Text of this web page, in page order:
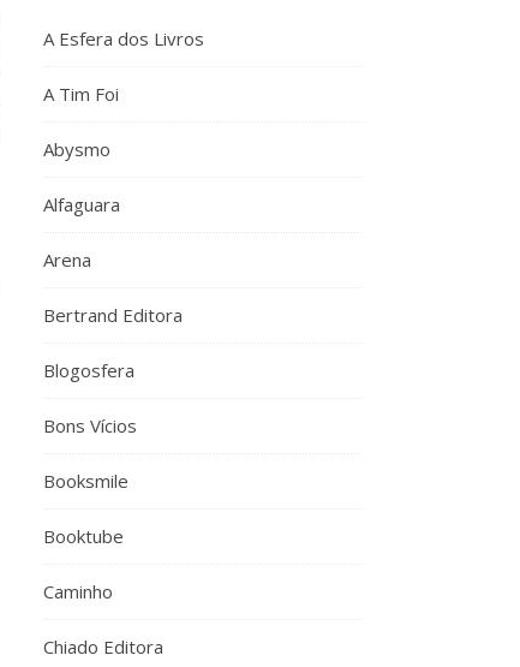
A Esfera dos Livros
A Tim Foi
Abysmo
Alfaguara
Arena
Bertrand Editora
Blogosfera
Bons Vícios
Booksmile
Booktube
Caminho
Chiado Editora